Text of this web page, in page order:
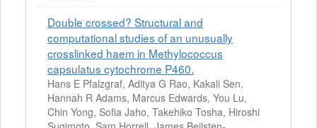
Double crossed? Structural and
computational studies of an unusually
crosslinked haem in Methylococcus
capsulatus cytochrome P460.
Hans E Pfalzgraf, Aditya G Rao, Kakali Sen,
Hannah R Adams, Marcus Edwards, You Lu,
Chin Yong, Sofia Jaho, Takehiko Tosha, Hiroshi